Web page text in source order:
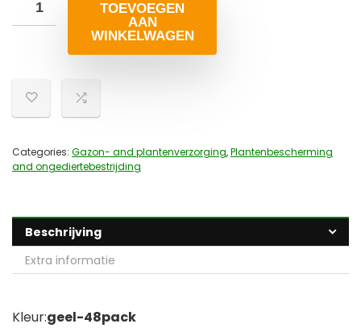
TOEVOEGEN
AAN
WINKELWAGEN
Categories: Gazon- and plantenverzorging,Plantenbescherming
and ongediertebestrijding
Beschrijving
Extra informatie
Kleur:geel-48pack